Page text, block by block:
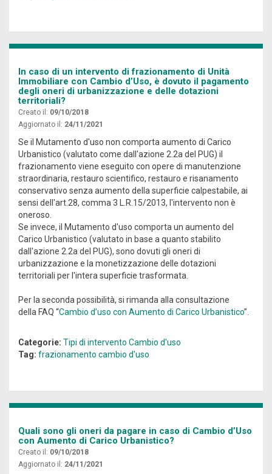
In caso di un intervento di frazionamento di Unità
Immobiliare con Cambio d’Uso, è dovuto il pagamento
degli oneri di urbanizzazione e delle dotazioni
territoriali?
Creato il: 09/10/2018
Aggiornato il: 24/11/2021
Se il Mutamento d'uso non comporta aumento di Carico
Urbanistico (valutato come dall'azione 2.2a del PUG) il
frazionamento viene eseguito con opere di manutenzione
straordinaria, restauro scientifico, restauro e risanamento
conservativo senza aumento della superficie calpestabile, ai
sensi dell'art.28, comma 3 L.R.15/2013, l'intervento non è
oneroso.
Se invece, il Mutamento d'uso comporta un aumento del
Carico Urbanistico (valutato in base a quanto stabilito
dall'azione 2.2a del PUG), sono dovuti gli oneri di
urbanizzazione e la monetizzazione delle dotazioni
territoriali per l'intera superficie trasformata.
Per la seconda possibilità, si rimanda alla consultazione
della FAQ “Cambio d’uso con Aumento di Carico Urbanistico”.
Categorie: Tipi di intervento Cambio d'uso
Tag: frazionamento cambio d'uso
Quali sono gli oneri da pagare in caso di Cambio d’Uso
con Aumento di Carico Urbanistico?
Creato il: 09/10/2018
Aggiornato il: 24/11/2021